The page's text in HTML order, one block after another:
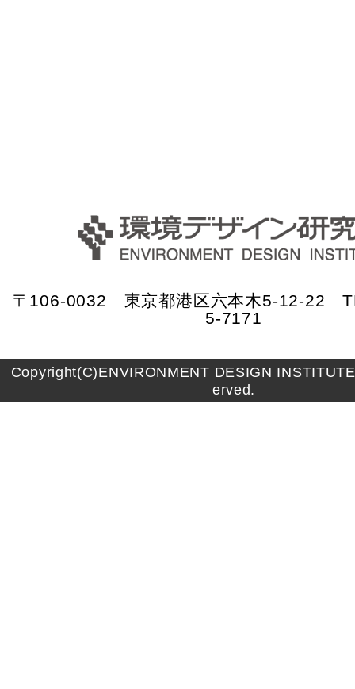
〒106-0032 東京都港区六本木5-12-22
5-7171
Copyright(C)ENVIRONMENT DESIGN
erved.